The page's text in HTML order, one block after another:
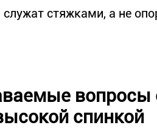
служат стяжками, а не
вопросы
спинкой